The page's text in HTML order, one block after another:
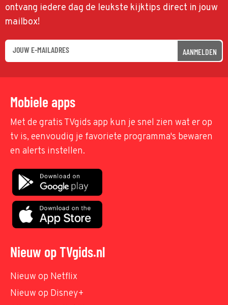
ontvang iedere dag de leukste kijktips direct in jouw
mailbox!
AANMELDEN
Mobiele apps
Met de gratis TVgids app kun je snel zien wat er op
tv is, eenvoudig je favoriete programma's bewaren
en alerts instellen.
Nieuw op TVgids.nl
Nieuw op Netflix
Nieuw op Disney+